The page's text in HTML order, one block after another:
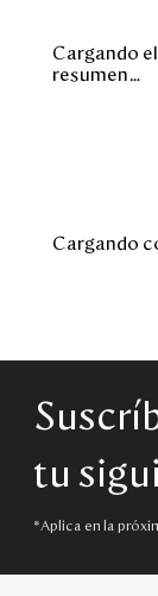
Cargando el
resumen…
Cargando
tu
*Aplica en la